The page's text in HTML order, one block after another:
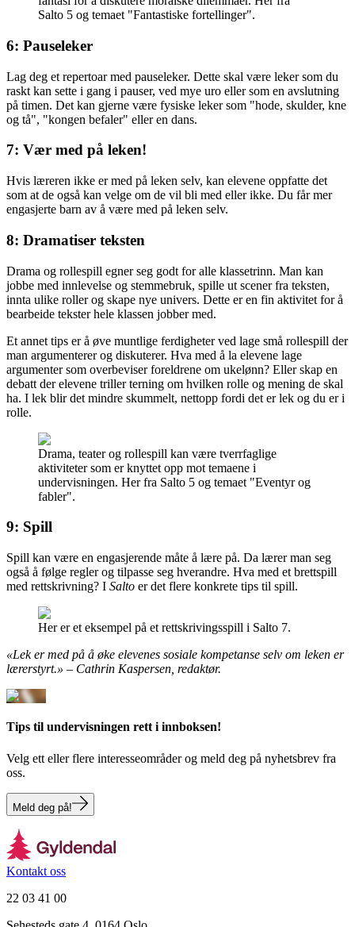
Salto 5 og temaet "Fantastiske fortellinger".
6: Pauseleker
Lag deg et repertoar med pauseleker. Dette skal være leker som du
raskt kan sette i gang i pauser, ved mye uro eller som en avslutning
på timen. Det kan gjerne være fysiske leker som "hode, skulder, kne
og tå", "kongen befaler" eller en dans.
7: Vær med på leken!
Hvis læreren ikke er med på leken selv, kan elevene oppfatte det
som at de også kan velge om de vil bli med eller ikke. Du får mer
engasjerte barn av å være med på leken selv.
8: Dramatiser teksten
Drama og rollespill egner seg godt for alle klassetrinn. Man kan
jobbe med innlevelse og stemmebruk, spille ut scener fra teksten,
innta ulike roller og skape nye univers. Dette er en fin aktivitet for å
bearbeide tekster hele klassen jobber med.
Et annet tips er å øve muntlige ferdigheter ved lage små rollespill der
man argumenterer og diskuterer. Hva med å la elevene lage
argumenter som overbeviser foreldrene om ukelønn? Eller skap en
debatt der elevene triller terning om hvilken rolle og mening de skal
ha. I lek blir det mindre skummelt, nettopp fordi det er lek og du er i
rolle.
Drama, teater og rollespill kan være tverrfaglige
aktiviteter som er knyttet opp mot temaene i
undervisningen. Her fra Salto 5 og temaet "Eventyr og
fabler".
9: Spill
Spill kan være en engasjerende måte å lære på. Da lærer man seg
også å følge regler og tilpasse seg hverandre. Hva med et brettspill
med rettskrivning? I Salto er det flere konkrete tips til spill.
Her er et eksempel på et rettskrivingsspill i Salto 7.
«Lek er med på å øke elevenes sosiale kompetanse selv om leken er
lærerstyrt.» – Cathrin Kaspersen, redaktør.
Tips til undervisningen rett i innboksen!
Velg ett eller flere interesseområder og meld deg på nyhetsbrev fra
oss.
Meld deg på!
Kontakt oss
22 03 41 00